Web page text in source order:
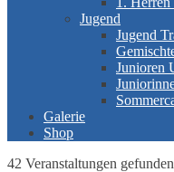
Jugend
Jugend
Junioren
Galerie
Shop
42 Veranstaltungen